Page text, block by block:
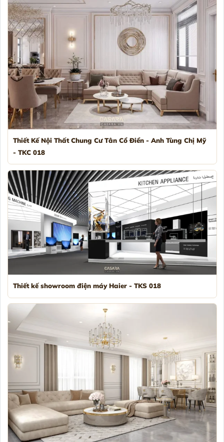
Thiết Kế Nội Thất Chung Cư Tân Cổ Điển - Anh Tùng Chị Mỹ
- TKC 018
Thiết kế showroom điện máy Haier - TKS 018